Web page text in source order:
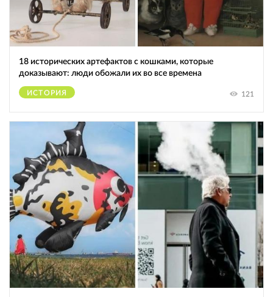
18 исторических артефактов с кошками, которые
доказывают: люди обожали их во все времена
ИСТОРИЯ 121